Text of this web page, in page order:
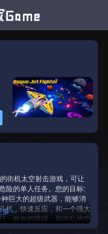
街机太空射击游戏，可让
险的单人任务。您的目标:
巨大的超级武器，能够消
机，快速反应，和一个强大
，致命的障碍，和混乱的空
行星场，躲避来袭的火力，
多 --